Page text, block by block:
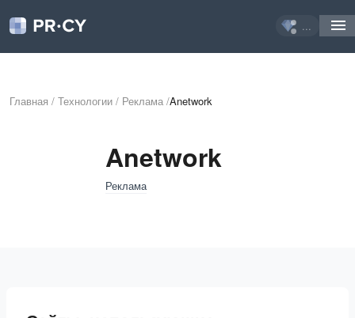
...
Главная / Технологии / Реклама /Anetwork
Anetwork
Реклама